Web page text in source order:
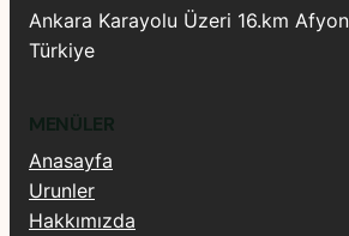
Ankara Karayolu Üzeri 16.km
Türkiye
MENÜLER
Anasayfa
Urunler
Hakkımızda